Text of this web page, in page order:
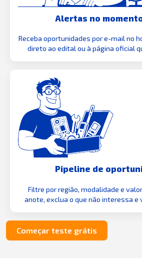
Alertas no
Receba oportunidades por e-mail no
direto ao edital ou à página oficial
Pipeline de
Filtre por região, modalidade e
anote, exclua o que não interessa e
Começar teste grátis